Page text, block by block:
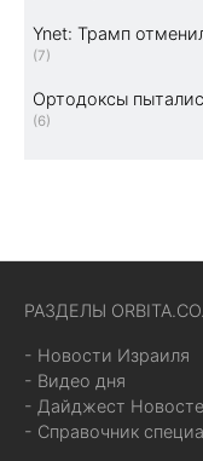
Ynet: Трамп
(7)
Ортодоксы
(6)
РАЗДЕЛЫ
- Новости Израиля
- Видео дня
- Дайджест
- Справочник